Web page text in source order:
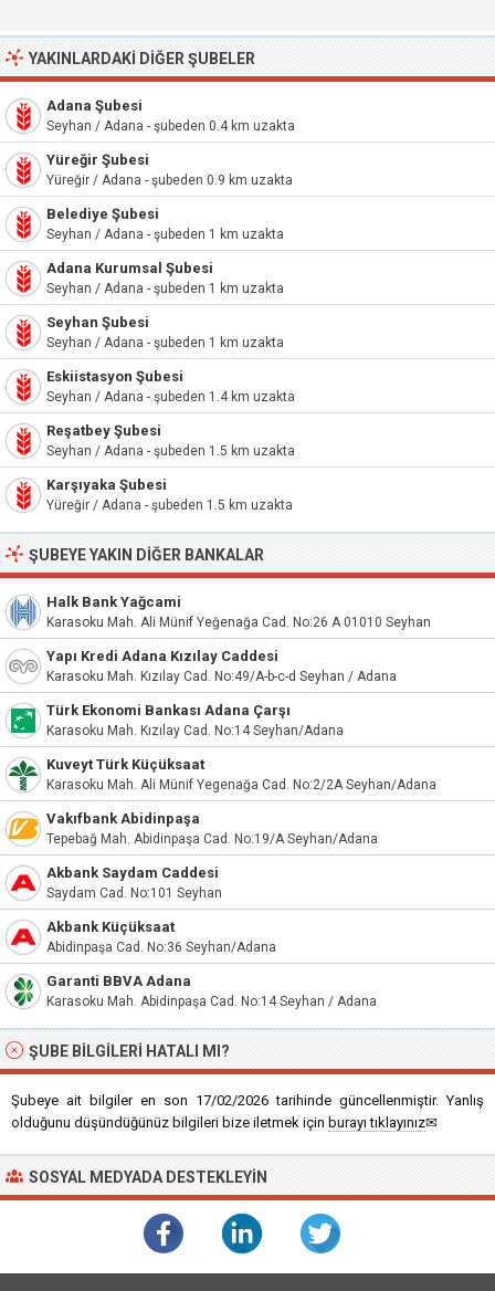
YAKINLARDAKI DIĞER ŞUBELER
Adana Şubesi
Seyhan / Adana - şubeden 0.4 km uzakta
Yüreğir Şubesi
Yüreğir / Adana - şubeden 0.9 km uzakta
Belediye Şubesi
Seyhan / Adana - şubeden 1 km uzakta
Adana Kurumsal Şubesi
Seyhan / Adana - şubeden 1 km uzakta
Seyhan Şubesi
Seyhan / Adana - şubeden 1 km uzakta
Eskiistasyon Şubesi
Seyhan / Adana - şubeden 1.4 km uzakta
Reşatbey Şubesi
Seyhan / Adana - şubeden 1.5 km uzakta
Karşıyaka Şubesi
Yüreğir / Adana - şubeden 1.5 km uzakta
ŞUBEYE YAKIN DIĞER BANKALAR
Halk Bank Yağcami
Karasoku Mah. Ali Münif Yeğenağa Cad. No:26 A 01010 Seyhan
Yapı Kredi Adana Kızılay Caddesi
Karasoku Mah. Kızılay Cad. No:49/A-b-c-d Seyhan / Adana
Türk Ekonomi Bankası Adana Çarşı
Karasoku Mah. Kızılay Cad. No:14 Seyhan/Adana
Kuveyt Türk Küçüksaat
Karasoku Mah. Ali Münif Yegenağa Cad. No:2/2A Seyhan/Adana
Vakıfbank Abidinpaşa
Tepebağ Mah. Abidinpaşa Cad. No:19/A Seyhan/Adana
Akbank Saydam Caddesi
Saydam Cad. No:101 Seyhan
Akbank Küçüksaat
Abidinpaşa Cad. No:36 Seyhan/Adana
Garanti BBVA Adana
Karasoku Mah. Abidinpaşa Cad. No:14 Seyhan / Adana
ŞUBE BILGILERI HATALI MI?
Şubeye ait bilgiler en son 17/02/2026 tarihinde güncellenmiştir. Yanlış
olduğunu düşündüğünüz bilgileri bize iletmek için burayı tıklayınız✉
SOSYAL MEDYADA DESTEKLEYIN